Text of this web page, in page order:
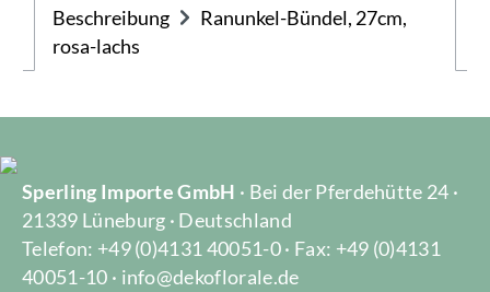
Beschreibung
Ranunkel-Bündel, 27cm,
rosa-lachs
Sperling Importe GmbH · Bei der Pferdehütte 24 ·
21339 Lüneburg · Deutschland
Telefon: +49 (0)4131 40051-0 · Fax: +49 (0)4131
40051-10 · info@dekoflorale.de